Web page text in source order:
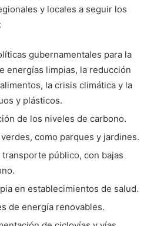
y locales a seguir los
gubernamentales para la
energías limpias, la reducción
la crisis climática y la
y plásticos.
de los niveles de carbono.
como parques y jardines.
público, con bajas
en establecimientos de salud.
de energía renovables.